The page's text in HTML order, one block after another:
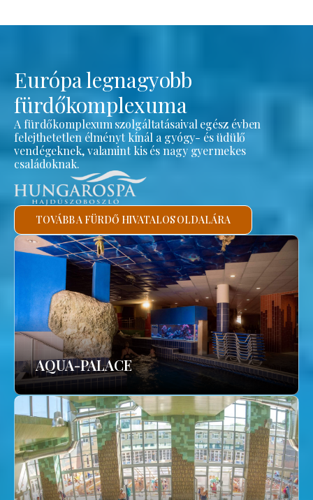
Európa legnagyobb
fürdőkomplexuma
A fürdőkomplexum szolgáltatásaival egész évben
felejthetetlen élményt kínál a gyógy- és üdülő
vendégeknek, valamint kis és nagy gyermekes
családoknak.
TOVÁBB A FÜRDŐ HIVATALOS OLDALÁRA
AQUA-PALACE